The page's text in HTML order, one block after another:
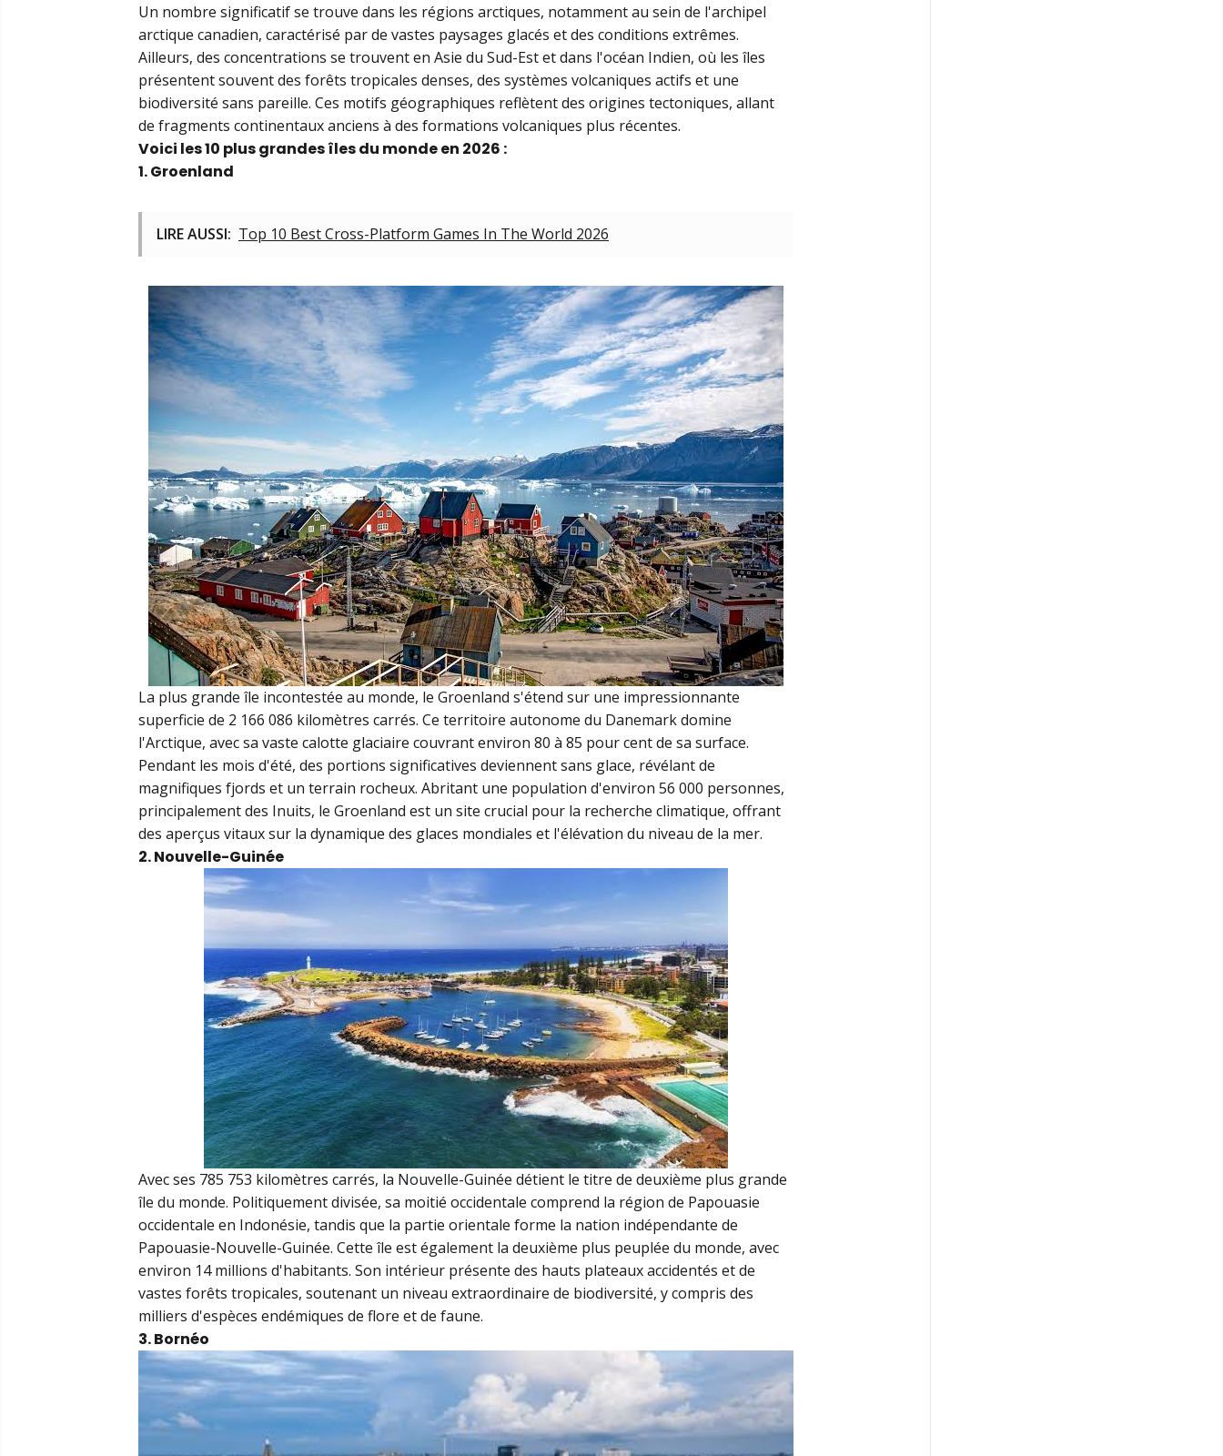
Un nombre significatif se trouve dans les régions arctiques, notamment au sein de l'archipel
arctique canadien, caractérisé par de vastes paysages glacés et des conditions extrêmes.
Ailleurs, des concentrations se trouvent en Asie du Sud-Est et dans l'océan Indien, où les îles
présentent souvent des forêts tropicales denses, des systèmes volcaniques actifs et une
biodiversité sans pareille. Ces motifs géographiques reflètent des origines tectoniques, allant
de fragments continentaux anciens à des formations volcaniques plus récentes.
Voici les 10 plus grandes îles du monde en 2026 :
1. Groenland
LIRE AUSSI: Top 10 Best Cross-Platform Games In The World 2026
La plus grande île incontestée au monde, le Groenland s'étend sur une impressionnante
superficie de 2 166 086 kilomètres carrés. Ce territoire autonome du Danemark domine
l'Arctique, avec sa vaste calotte glaciaire couvrant environ 80 à 85 pour cent de sa surface.
Pendant les mois d'été, des portions significatives deviennent sans glace, révélant de
magnifiques fjords et un terrain rocheux. Abritant une population d'environ 56 000 personnes,
principalement des Inuits, le Groenland est un site crucial pour la recherche climatique, offrant
des aperçus vitaux sur la dynamique des glaces mondiales et l'élévation du niveau de la mer.
2. Nouvelle-Guinée
Avec ses 785 753 kilomètres carrés, la Nouvelle-Guinée détient le titre de deuxième plus grande
île du monde. Politiquement divisée, sa moitié occidentale comprend la région de Papouasie
occidentale en Indonésie, tandis que la partie orientale forme la nation indépendante de
Papouasie-Nouvelle-Guinée. Cette île est également la deuxième plus peuplée du monde, avec
environ 14 millions d'habitants. Son intérieur présente des hauts plateaux accidentés et de
vastes forêts tropicales, soutenant un niveau extraordinaire de biodiversité, y compris des
milliers d'espèces endémiques de flore et de faune.
3. Bornéo